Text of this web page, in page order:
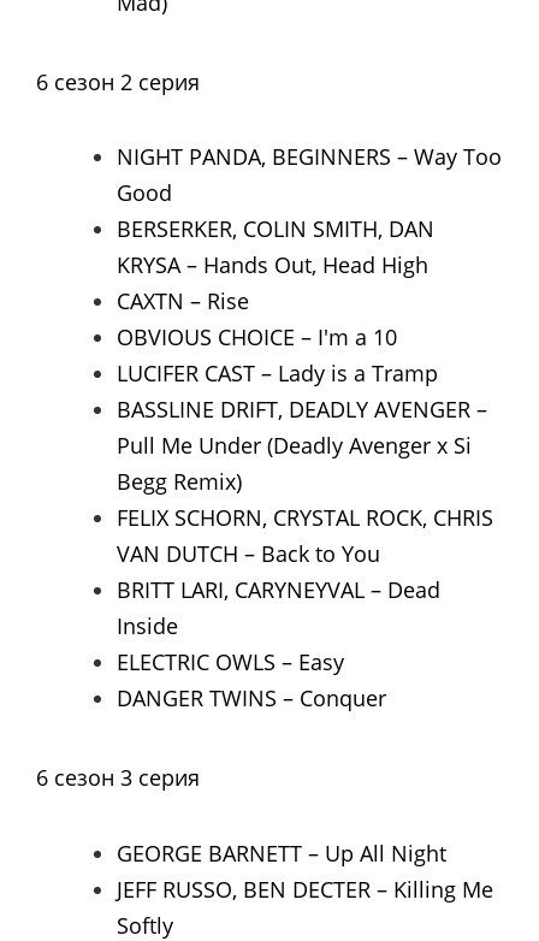
6 сезон 2 серия
NIGHT PANDA, BEGINNERS – Way Too
Good
BERSERKER, COLIN SMITH, DAN
KRYSA – Hands Out, Head High
CAXTN – Rise
OBVIOUS CHOICE – I'm a 10
LUCIFER CAST – Lady is a Tramp
BASSLINE DRIFT, DEADLY AVENGER –
Pull Me Under (Deadly Avenger x Si
Begg Remix)
FELIX SCHORN, CRYSTAL ROCK, CHRIS
VAN DUTCH – Back to You
BRITT LARI, CARYNEYVAL – Dead
Inside
ELECTRIC OWLS – Easy
DANGER TWINS – Conquer
6 сезон 3 серия
GEORGE BARNETT – Up All Night
JEFF RUSSO, BEN DECTER – Killing Me
Softly